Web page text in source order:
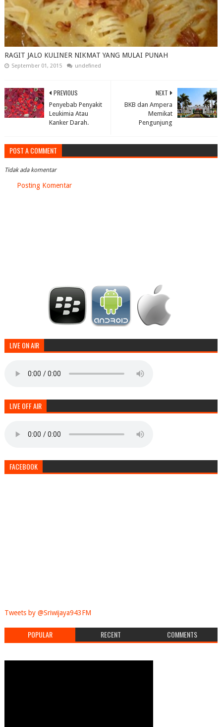
RAGIT JALO KULINER NIKMAT YANG MULAI PUNAH
September 01, 2015 undefined
NEXT
BKB dan Ampera
Memikat
Pengunjung
PREVIOUS
Penyebab Penyakit
Leukimia Atau
Kanker Darah.
POST A COMMENT
Tidak ada komentar
Posting Komentar
LIVE ON AIR
LIVE OFF AIR
FACEBOOK
Tweets by @Sriwijaya943FM
POPULAR RECENT COMMENTS